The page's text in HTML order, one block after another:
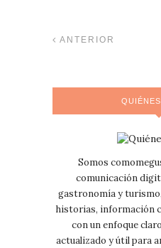
ANTERIOR
Somos
comunicación
gastronomía y
historias, información
con un enfoque
actualizado y útil para